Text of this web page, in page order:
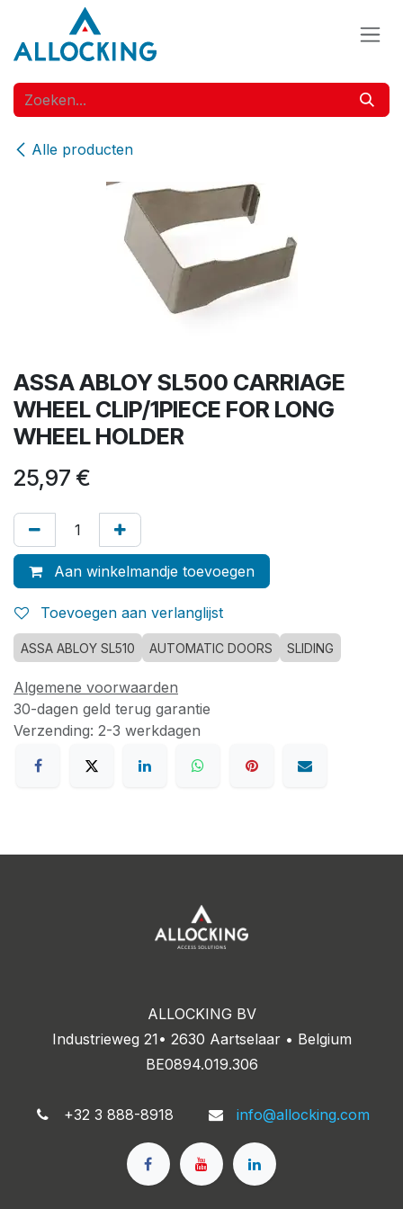
Overslaan naar inhoud
Alle producten
ASSA ABLOY SL500 CARRIAGE
WHEEL CLIP/1PIECE FOR LONG
WHEEL HOLDER
25,97 €
Aan winkelmandje toevoegen
Toevoegen aan verlanglijst
ASSA ABLOY SL510 AUTOMATIC DOORS SLIDING
Algemene voorwaarden
30-dagen geld terug garantie
Verzending: 2-3 werkdagen
ALLOCKING BV
Industrieweg 21• 2630 Aartselaar • Belgium
BE0894.019.306
+32 3 888-8918 info@allocking.com